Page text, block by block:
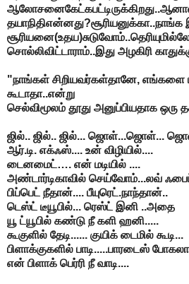
ஆலோசனைகேட்கபட்டிருக்கிறது..ஆனால்
தயாநிதிஎன்னது?சூரியனுக்கா..நாங்க
சொல்லிவிட்டாராம்..இது அழகிரி
"நாங்கள் சிறியவர்கள்தானே,
கூடாதா..என்று
செல்விமூலம் தூது அனுப்பியதாக ஒரு
ஜில்.. ஜில்.. ஜில்... ஜொள்...ஜொள்...
ஆர்.டி. எக்ஃஸ்.... உன் விழியில்....
டைனமைட்…. என் மடியில் ....
அண்டார்டிகாவில் செய்வோம்...லவ்
பிப்பெட் நீதான்.... பீயுரெட்.நாந்தான்..
டெஸ்ட் டீயூபில்... ரெஸ்ட் இனி ..அதை
யூ ட்யூபில் கண்டு நீ களி ஹனி.....
கூகுளில் தேடி...... குயிக் டைமில் கூடி...
பிளாக்குகளில் பாடி.....பாரடைஸ்
என் பிளாக் பெர்ரி நீ வாடி....